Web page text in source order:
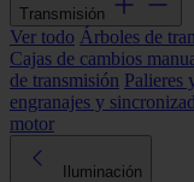
Transmisión
Ver todo Árboles de
Cajas de cambios
de transmisión Palieres
engranajes y
motor
Iluminación